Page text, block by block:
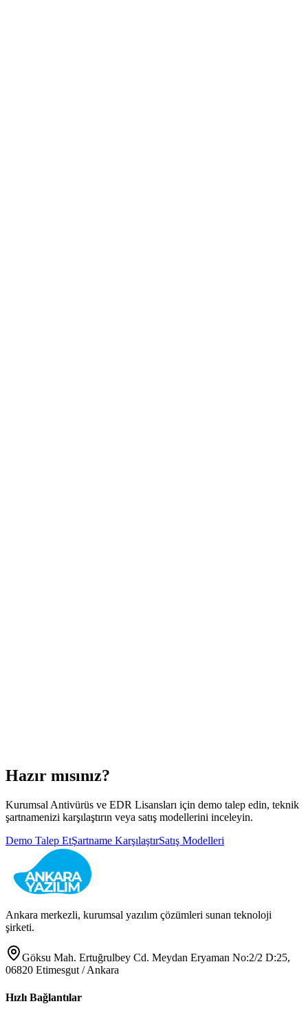
Hazır mısınız?
Kurumsal Antivürüs ve EDR Lisansları için demo talep edin, teknik
şartnamenizi karşılaştırın veya satış modellerini inceleyin.
Demo Talep EtŞartname KarşılaştırSatış Modelleri
Ankara merkezli, kurumsal yazılım çözümleri sunan teknoloji
şirketi.
Göksu Mah. Ertuğrulbey Cd. Meydan Eryaman No:2/2 D:25,
06820 Etimesgut / Ankara
Hızlı Bağlantılar